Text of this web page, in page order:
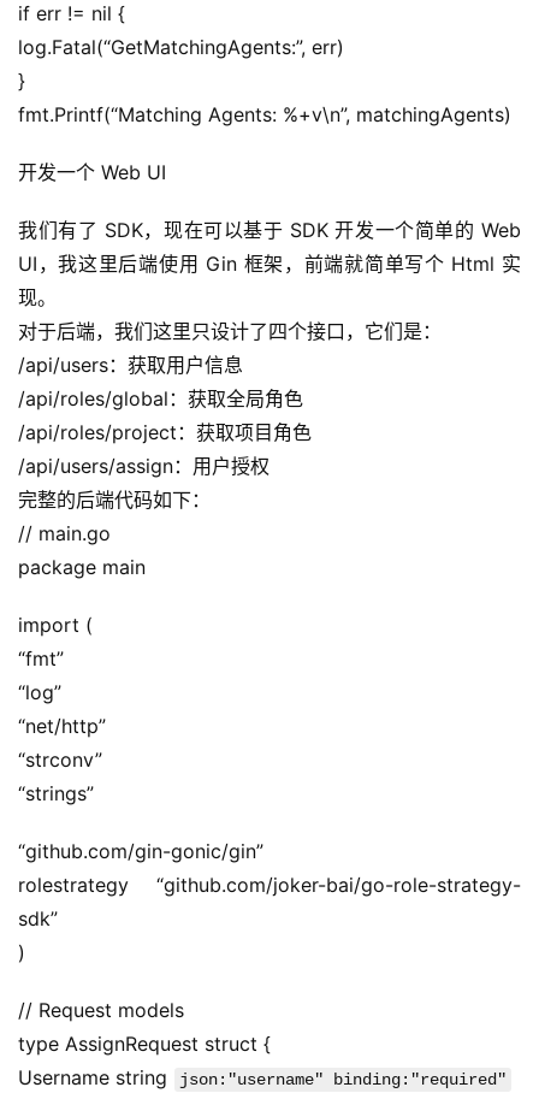
if err != nil {
log.Fatal(“GetMatchingAgents:”, err)
}
fmt.Printf(“Matching Agents: %+v\n”, matchingAgents)
开发一个 Web UI
我们有了 SDK，现在可以基于 SDK 开发一个简单的 Web
UI，我这里后端使用 Gin 框架，前端就简单写个 Html 实
现。
对于后端，我们这里只设计了四个接口，它们是：
/api/users：获取用户信息
/api/roles/global：获取全局角色
/api/roles/project：获取项目角色
/api/users/assign：用户授权
完整的后端代码如下：
// main.go
package main
import (
“fmt”
“log”
“net/http”
“strconv”
“strings”
“github.com/gin-gonic/gin”
rolestrategy “github.com/joker-bai/go-role-strategy-
sdk”
)
// Request models
type AssignRequest struct {
Username string
json:"username" binding:"required"